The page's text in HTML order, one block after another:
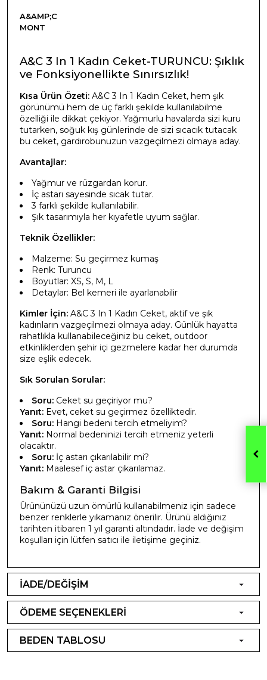
A&AMP;C
MONT
A&C 3 In 1 Kadın Ceket-TURUNCU: Şıklık
ve Fonksiyonellikte Sınırsızlık!
Kısa Ürün Özeti: A&C 3 In 1 Kadın Ceket, hem şık
görünümü hem de üç farklı şekilde kullanılabilme
özelliği ile dikkat çekiyor. Yağmurlu havalarda sizi kuru
tutarken, soğuk kış günlerinde de sizi sıcacık tutacak
bu ceket, gardırobunuzun vazgeçilmezi olmaya aday.
Avantajlar:
Yağmur ve rüzgardan korur.
İç astarı sayesinde sıcak tutar.
3 farklı şekilde kullanılabilir.
Şık tasarımıyla her kıyafetle uyum sağlar.
Teknik Özellikler:
Malzeme: Su geçirmez kumaş
Renk: Turuncu
Boyutlar: XS, S, M, L
Detaylar: Bel kemeri ile ayarlanabilir
Kimler İçin: A&C 3 In 1 Kadın Ceket, aktif ve şık
kadınların vazgeçilmezi olmaya aday. Günlük hayatta
rahatlıkla kullanabileceğiniz bu ceket, outdoor
etkinliklerden şehir içi gezmelere kadar her durumda
size eşlik edecek.
Sık Sorulan Sorular:
Soru: Ceket su geçiriyor mu?
Yanıt: Evet, ceket su geçirmez özelliktedir.
Soru: Hangi bedeni tercih etmeliyim?
Yanıt: Normal bedeninizi tercih etmeniz yeterli
olacaktır.
Soru: İç astarı çıkarılabilir mi?
Yanıt: Maalesef iç astar çıkarılamaz.
Bakım & Garanti Bilgisi
Ürününüzü uzun ömürlü kullanabilmeniz için sadece
benzer renklerle yıkamanız önerilir. Ürünü aldığınız
tarihten itibaren 1 yıl garanti altındadır. İade ve değişim
koşulları için lütfen satıcı ile iletişime geçiniz.
İADE/DEĞİŞİM
ÖDEME SEÇENEKLERİ
BEDEN TABLOSU